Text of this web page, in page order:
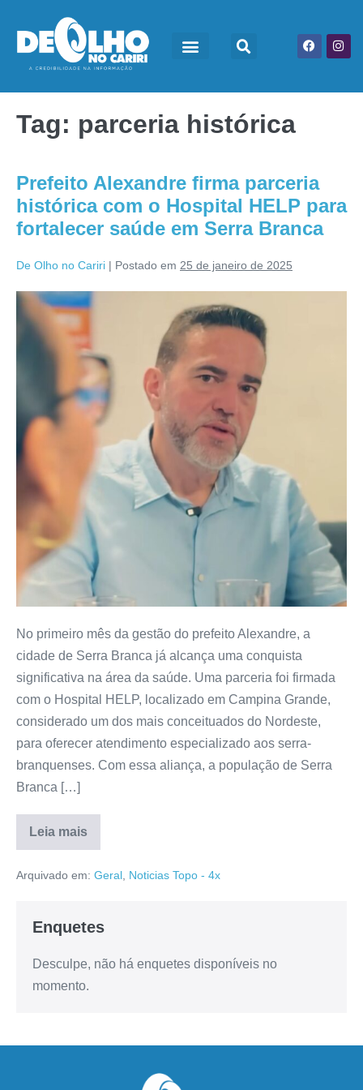
Tag: parceria histórica
Prefeito Alexandre firma parceria
histórica com o Hospital HELP para
fortalecer saúde em Serra Branca
De Olho no Cariri | Postado em 25 de janeiro de 2025
No primeiro mês da gestão do prefeito Alexandre, a
cidade de Serra Branca já alcança uma conquista
significativa na área da saúde. Uma parceria foi firmada
com o Hospital HELP, localizado em Campina Grande,
considerado um dos mais conceituados do Nordeste,
para oferecer atendimento especializado aos serra-
branquenses. Com essa aliança, a população de Serra
Branca […]
Leia mais
Arquivado em: Geral Noticias Topo - 4x
Enquetes
Desculpe, não há enquetes disponíveis no
momento.